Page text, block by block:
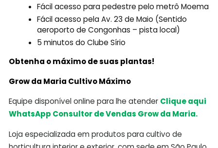
Fácil acesso para pedestre pelo metrô Moema
Fácil acesso pela Av. 23 de Maio (Sentido
aeroporto de Congonhas – pista local)
5 minutos do Clube Sírio
Obtenha o máximo de suas plantas!
Grow da Maria Cultivo Máximo
Equipe disponível online para lhe atender Clique aqui
WhatsApp Consultor de Vendas Grow da Maria.
Loja especializada em produtos para cultivo de